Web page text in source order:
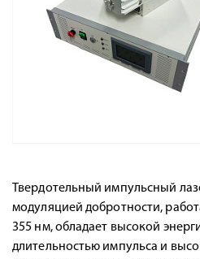
Твердотельный импульсный
модуляцией добротности,
355 нм, обладает высокой
длительностью импульса и